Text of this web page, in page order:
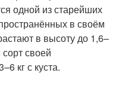
одной из старейших
в своём
в высоту до 1,6–
своей
кг с куста.